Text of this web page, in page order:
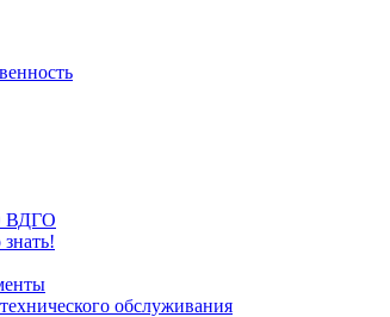
ВДГО
обслуживания